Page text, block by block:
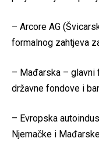
– Arcore AG
formalnog zahtjeva
– Mađarska – glavni
državne fondove i
– Evropska
Njemačke i